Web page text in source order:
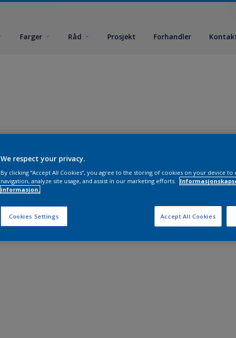
Farger Råd Prosjekt Forhandler
We respect your privacy.
By clicking “Accept All Cookies”, you agree to the storing of cookies on your device to
navigation, analyze site usage, and assist in our marketing efforts.
informasjon.
Cookies Settings Accept All Cookies